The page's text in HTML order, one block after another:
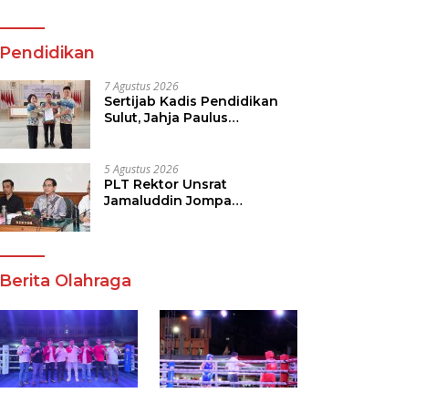
Pendidikan
7 Agustus 2026
Sertijab Kadis Pendidikan
Sulut, Jahja Paulus
Pendidikan
5 Agustus 2026
PLT Rektor Unsrat
Jamaluddin Jompa
Berita Olahraga